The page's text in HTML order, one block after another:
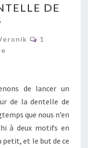
DE
1
de lancer un
de la dentelle de
que nous n’en
à deux motifs en
petit, et le but de ce